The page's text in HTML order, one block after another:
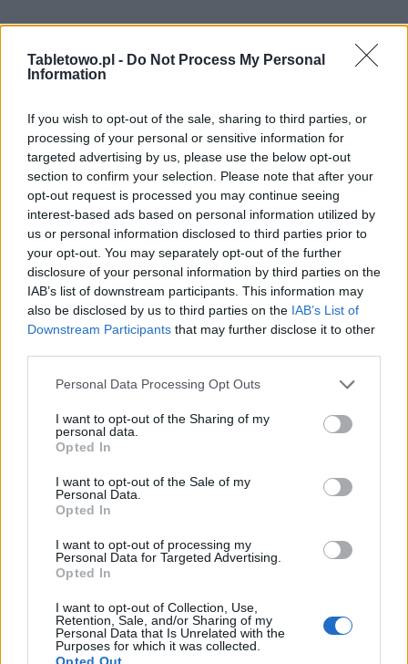
Tabletowo.pl - Do Not Process My Personal
Information
If you wish to opt-out of the sale, sharing to third parties, or
processing of your personal or sensitive information for
targeted advertising by us, please use the below opt-out
section to confirm your selection. Please note that after your
opt-out request is processed you may continue seeing
interest-based ads based on personal information utilized by
us or personal information disclosed to third parties prior to
your opt-out. You may separately opt-out of the further
disclosure of your personal information by third parties on the
IAB’s list of downstream participants. This information may
also be disclosed by us to third parties on the IAB’s List of
Downstream Participants that may further disclose it to other
Please note that this website/app uses one or more Google
not limited to your visit or usage behaviour. You may click to
grant or deny consent to Google and its third-party tags to
use your data for below specified purposes in below Google
consent section.
Personal Data Processing Opt Outs
I want to opt-out of the Sharing of my
personal data.
Opted In
I want to opt-out of the Sale of my
Personal Data.
Opted In
I want to opt-out of processing my
Personal Data for Targeted Advertising.
Opted In
I want to opt-out of Collection, Use,
Retention, Sale, and/or Sharing of my
Personal Data that Is Unrelated with the
Purposes for which it was collected.
Opted Out